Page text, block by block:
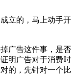
立的，马上动手开
广告这件事，是否
明广告对于消费时
的，先针对一个比